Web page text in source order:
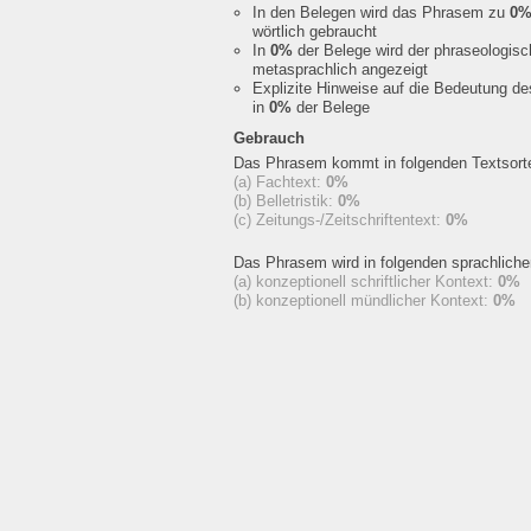
In den Belegen wird das Phrasem zu 0%
wörtlich gebraucht
In 0% der Belege wird der
metasprachlich angezeigt
Explizite Hinweise auf die Bedeutung
in 0% der Belege
Gebrauch
Das Phrasem kommt in folgenden
(a) Fachtext: 0%
(b) Belletristik: 0%
(c) Zeitungs-/Zeitschriftentext: 0%
Das Phrasem wird in folgenden
(a) konzeptionell schriftlicher Kontext: 0%
(b) konzeptionell mündlicher Kontext: 0%